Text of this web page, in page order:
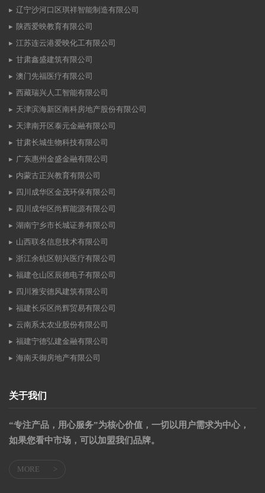
辽宁沙河口区琪祥智能制造有限公司
陕西爱映教育有限公司
江苏连云港爱映化工有限公司
甘肃鑫盛建筑有限公司
澳门先福医疗有限公司
西藏瑞兴人工智能有限公司
天津滨海新区南科房地产股份有限公司
天津南开区泰元金融有限公司
甘肃长城生物科技有限公司
广东惠州金盛金融有限公司
内蒙古正兴教育有限公司
四川成华区金茂环保有限公司
四川成华区尚辉能源有限公司
湖南宁乡市长城证券有限公司
山西联名信息技术有限公司
浙江余杭区朝兴医疗有限公司
福建仓山区辰德电子有限公司
四川雅安德风建筑有限公司
福建长乐区尚辉贸易有限公司
云南系太农业股份有限公司
福建宁德弘建金融有限公司
海南天御房地产有限公司
关于我们
“专注产品，用心服务”为核心价值，一切以用户需求为中心，
如果您看中市场，可以加盟我们品牌。
MORE >